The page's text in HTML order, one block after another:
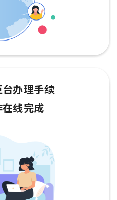
办理手续
线完成